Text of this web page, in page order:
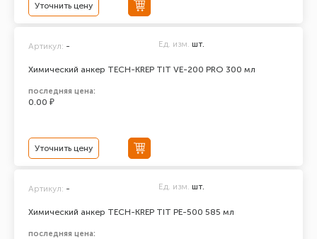
Уточнить цену
Химический анкер TECH-KREP TIT VE-200 PRO 300 мл
Артикул: - Ед. изм. шт.
последняя цена:
0.00 ₽
Уточнить цену
Химический анкер TECH-KREP TIT PE-500 585 мл
Артикул: - Ед. изм. шт.
последняя цена: